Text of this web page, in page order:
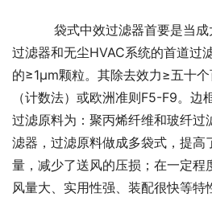
过滤器和无尘HVAC系统的首道过
的≥1μm颗粒。其除去效力≥五十
（计数法）或欧洲准则F5-F9。边
过滤原料为：聚丙烯纤维和玻纤过
滤器，过滤原料做成多袋式，提高
量，减少了送风的压损；在一定程
风量大、实用性强、装配很快等特